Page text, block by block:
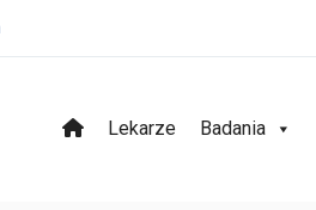
Lekarze Badania